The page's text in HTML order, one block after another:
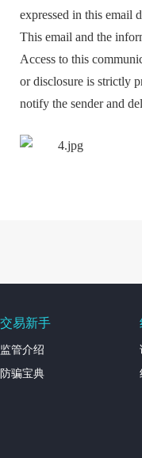
expressed in this email
This email and the
Access to this
or disclosure is strictly
notify the sender and
交易新手
监管介绍
防骗宝典